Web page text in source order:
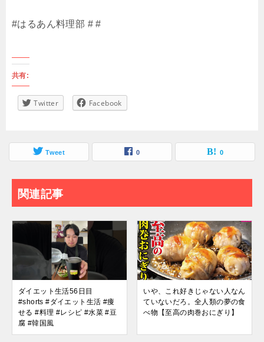
#はるあん料理部 # #
共有:
Twitter Facebook
Tweet 0 0
関連記事
ダイエット生活56日目
#shorts #ダイエット生活 #痩
せる #料理 #レシピ #水菜 #豆
腐 #韓国風
いや、これ好きじゃない人なん
ていないだろ。全人類の夢の食
べ物【至高の肉巻おにぎり】